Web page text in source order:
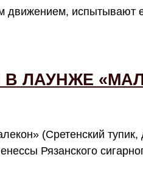
испытывают
ЛАУНЖЕ
(Сретенский
Рязанского